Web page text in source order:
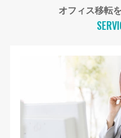
オフィス移転